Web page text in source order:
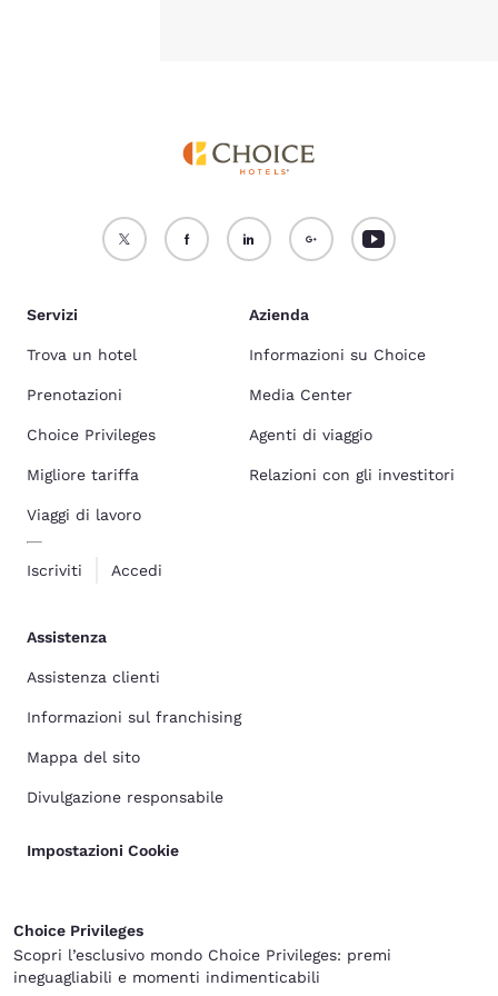
Servizi
Trova un hotel
Prenotazioni
Choice Privileges
Migliore tariffa
Viaggi di lavoro
Iscriviti Accedi
Azienda
Informazioni su Choice
Media Center
Agenti di viaggio
Relazioni con gli investitori
Assistenza
Assistenza clienti
Informazioni sul franchising
Mappa del sito
Divulgazione responsabile
Impostazioni Cookie
Choice Privileges
Scopri l’esclusivo mondo Choice Privileges: premi
ineguagliabili e momenti indimenticabili